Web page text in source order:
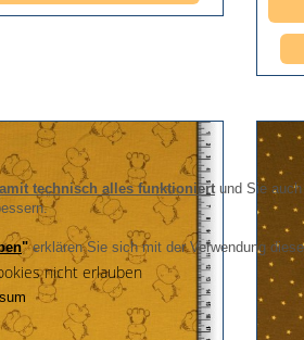
technisch alles funktioniertund Sie auch
"erklären Sie sich mit der Verwendung
nicht erlauben